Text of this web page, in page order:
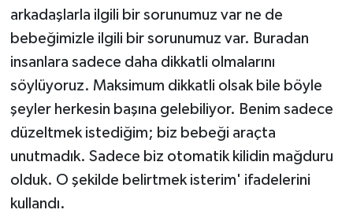
arkadaşlarla ilgili bir sorunumuz var ne de
bebeğimizle ilgili bir sorunumuz var. Buradan
insanlara sadece daha dikkatli olmalarını
söylüyoruz. Maksimum dikkatli olsak bile böyle
şeyler herkesin başına gelebiliyor. Benim sadece
düzeltmek istediğim; biz bebeği araçta
unutmadık. Sadece biz otomatik kilidin mağduru
olduk. O şekilde belirtmek isterim' ifadelerini
kullandı.